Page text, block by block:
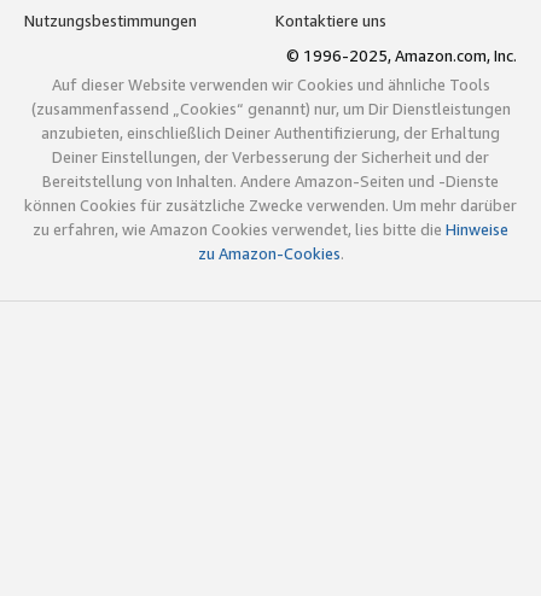
Nutzungsbestimmungen
Kontaktiere uns
© 1996-2025, Amazon.com, Inc.
Auf dieser Website verwenden wir Cookies und ähnliche Tools
(zusammenfassend „Cookies“ genannt) nur, um Dir Dienstleistungen
anzubieten, einschließlich Deiner Authentifizierung, der Erhaltung
Deiner Einstellungen, der Verbesserung der Sicherheit und der
Bereitstellung von Inhalten. Andere Amazon-Seiten und -Dienste
können Cookies für zusätzliche Zwecke verwenden. Um mehr darüber
zu erfahren, wie Amazon Cookies verwendet, lies bitte die Hinweise
zu Amazon-Cookies.